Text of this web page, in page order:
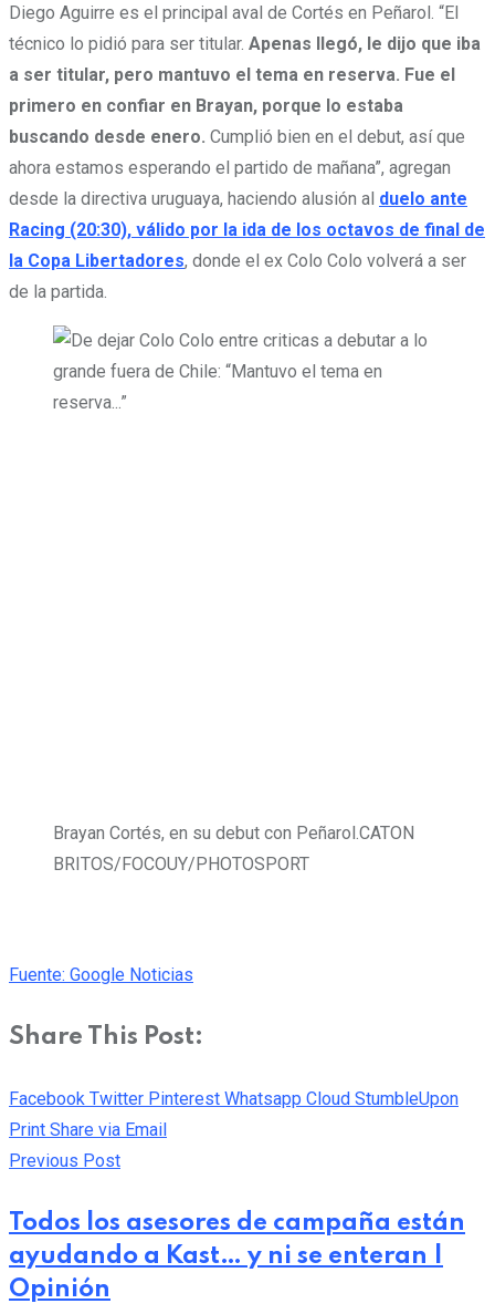
Diego Aguirre es el principal aval de Cortés en Peñarol. “El
técnico lo pidió para ser titular. Apenas llegó, le dijo que iba
a ser titular, pero mantuvo el tema en reserva. Fue el
primero en confiar en Brayan, porque lo estaba
buscando desde enero. Cumplió bien en el debut, así que
ahora estamos esperando el partido de mañana”, agregan
desde la directiva uruguaya, haciendo alusión al duelo ante
Racing (20:30), válido por la ida de los octavos de final de
la Copa Libertadores, donde el ex Colo Colo volverá a ser
de la partida.
Brayan Cortés, en su debut con Peñarol.CATON
BRITOS/FOCOUY/PHOTOSPORT
Fuente: Google Noticias
Share This Post:
Facebook Twitter Pinterest Whatsapp Cloud StumbleUpon
Print Share via Email
Previous Post
Todos los asesores de campaña están
ayudando a Kast… y ni se enteran |
Opinión